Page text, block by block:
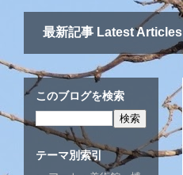
最新記事 Latest Articles
このブログを検索
テーマ別索引